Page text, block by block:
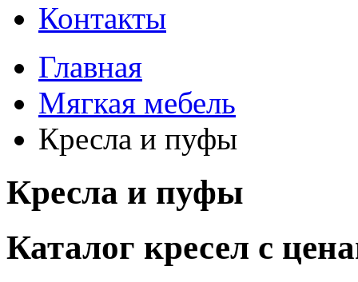
Контакты
Главная
Мягкая мебель
Кресла и пуфы
Кресла и пуфы
Каталог кресел с